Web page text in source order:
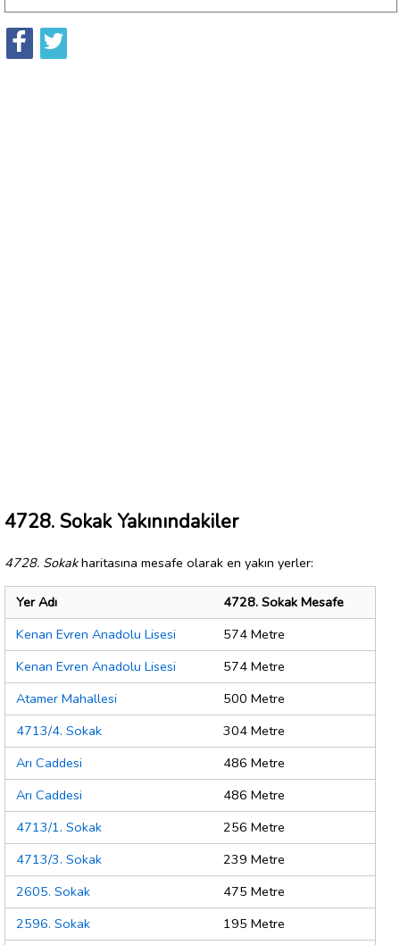
4728. Sokak Yakınındakiler
4728. Sokakharitasına mesafe olarak en yakın yerler:
Yer Adı
4728. Sokak Mesafe
Kenan Evren Anadolu Lisesi
574 Metre
Kenan Evren Anadolu Lisesi
574 Metre
Atamer Mahallesi
500 Metre
4713/4. Sokak
304 Metre
Arı Caddesi
486 Metre
Arı Caddesi
486 Metre
4713/1. Sokak
256 Metre
4713/3. Sokak
239 Metre
2605. Sokak
475 Metre
2596. Sokak
195 Metre